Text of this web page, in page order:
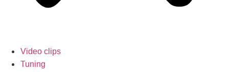
Video clips
Tuning